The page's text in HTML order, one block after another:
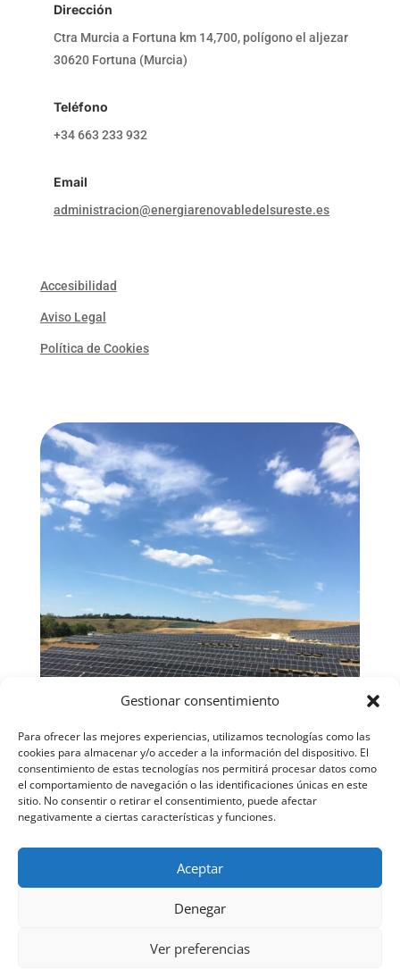
Gestionar consentimiento
Para ofrecer las mejores experiencias, utilizamos tecnologías como las
cookies para almacenar y/o acceder a la información del dispositivo. El
consentimiento de estas tecnologías nos permitirá procesar datos como
el comportamiento de navegación o las identificaciones únicas en este
sitio. No consentir o retirar el consentimiento, puede afectar
negativamente a ciertas características y funciones.
Aceptar
Denegar
Ver preferencias
Dirección
Ctra Murcia a Fortuna km 14,700, polígono el aljezar
30620 Fortuna (Murcia)
Teléfono
+34 663 233 932
Email
administracion@energiarenovabledelsureste.es
Accesibilidad
Aviso Legal
Política de Cookies
Copyright © 2026 Energías Renovables del Sureste.